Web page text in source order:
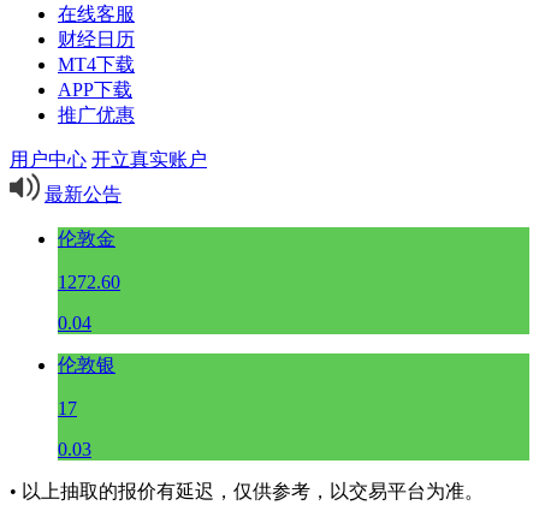
在线客服
财经日历
MT4下载
APP下载
推广优惠
用户中心 开立真实账户
最新公告
伦敦金
1272.60
0.04
伦敦银
17
0.03
• 以上抽取的报价有延迟，仅供参考，以交易平台为准。